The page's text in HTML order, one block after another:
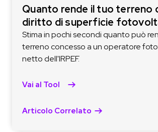
Quanto rende il tuo terreno
diritto di superficie
Stima in pochi secondi quanto può
terreno concesso a un operatore
netto dell'IRPEF.
Vai al Tool
Articolo Correlato